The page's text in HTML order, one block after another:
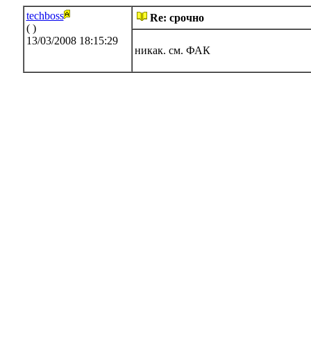
techboss
( )
13/03/2008 18:15:29
Re: срочно
никак. см. ФАК